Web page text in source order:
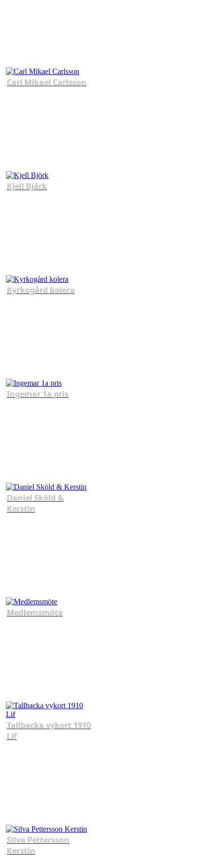
Carl Mikael Carlsson
Kjell Björk
Kyrkogård kolera
Ingemar 1a pris
Daniel Sköld &
Kerstin
Medlemsmöte
Tallbacka vykort 1910
Lif
Silva Pettersson
Kerstin